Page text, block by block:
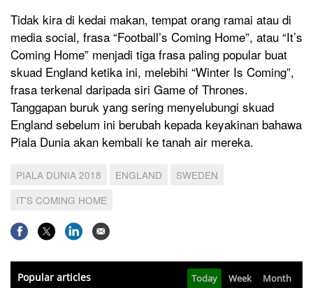
Tidak kira di kedai makan, tempat orang ramai atau di
media social, frasa “Football’s Coming Home”, atau “It’s
Coming Home” menjadi tiga frasa paling popular buat
skuad England ketika ini, melebihi “Winter Is Coming”,
frasa terkenal daripada siri Game of Thrones.
Tanggapan buruk yang sering menyelubungi skuad
England sebelum ini berubah kepada keyakinan bahawa
Piala Dunia akan kembali ke tanah air mereka.
PIALA DUNIA 2018 ENGLAND
SWEDEN
IT'S COMING HOME
Popular articles Today Week Month